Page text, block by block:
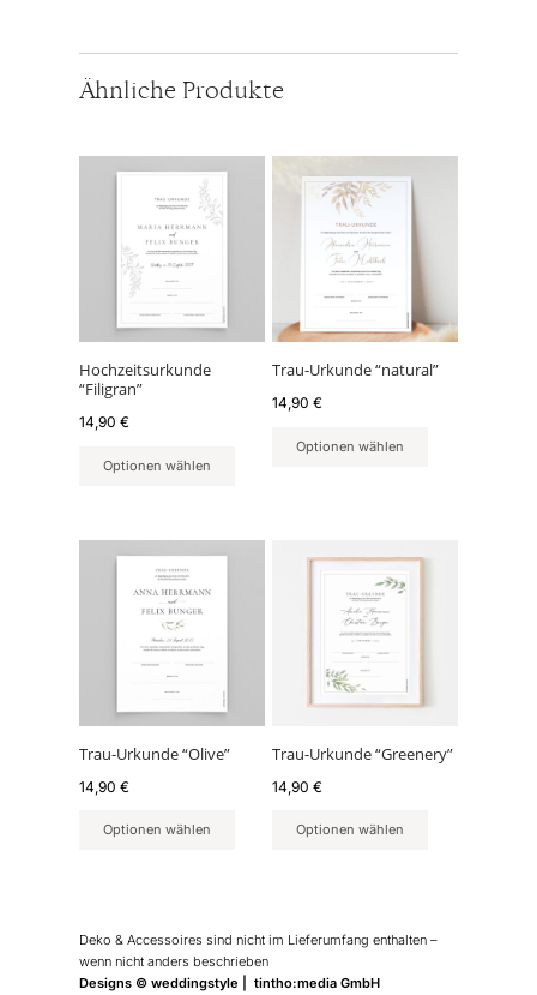
Ähnliche Produkte
Hochzeitsurkunde
“Filigran”
14,90 €
Optionen wählen
Trau-Urkunde “natural”
14,90€
Optionen wählen
Trau-Urkunde “Olive”
14,90 €
Optionen wählen
Trau-Urkunde “Greenery”
14,90€
Optionen wählen
Deko & Accessoires sind nicht im Lieferumfang enthalten –
wenn nicht anders beschrieben
Designs © weddingstyle | tintho:media GmbH